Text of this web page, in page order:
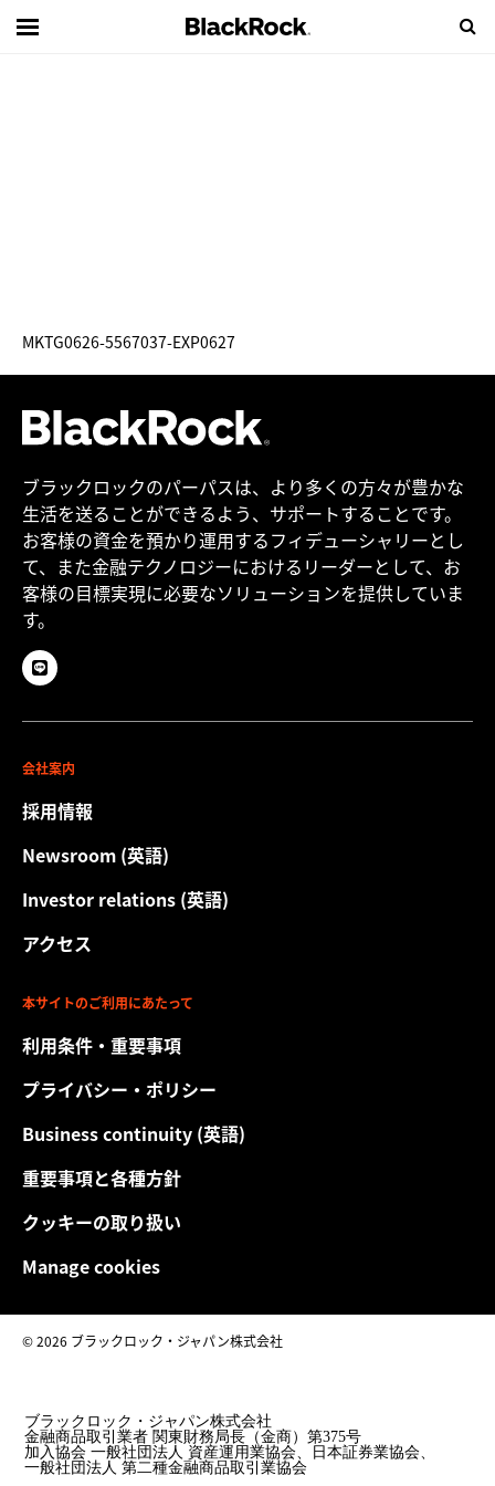
MKTG0626-5567037-EXP0627
ブラックロックのパーパスは、より多くの方々が豊かな
生活を送ることができるよう、サポートすることです。
お客様の資金を預かり運用するフィデューシャリーとし
て、また金融テクノロジーにおけるリーダーとして、お
客様の目標実現に必要なソリューションを提供していま
す。
会社案内
採用情報
Newsroom (英語)
Investor relations (英語)
アクセス
本サイトのご利用にあたって
利用条件・重要事項
プライバシー・ポリシー
Business continuity (英語)
重要事項と各種方針
クッキーの取り扱い
Manage cookies
© 2026 ブラックロック・ジャパン株式会社
ブラックロック・ジャパン株式会社
金融商品取引業者 関東財務局長（金商）第375号
加入協会 一般社団法人 資産運用業協会、日本証券業協会、
一般社団法人 第二種金融商品取引業協会